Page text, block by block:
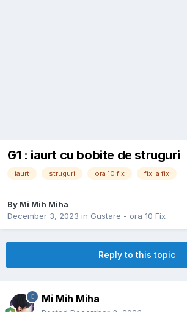
G1 : iaurt cu bobite de struguri
iaurt struguri ora 10 fix fix la fix
By Mi Mih Miha
December 3, 2023 in Gustare - ora 10 Fix
Reply to this topic
Mi Mih Miha